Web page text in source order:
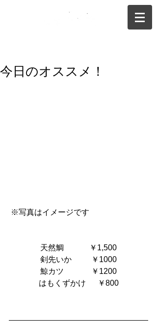
今日のオススメ！
※写真はイメージです
天然鯛　         ￥1,500
剣先いか          ￥1000
鯨カツ 　         ￥1200
はもくずかけ      ￥800